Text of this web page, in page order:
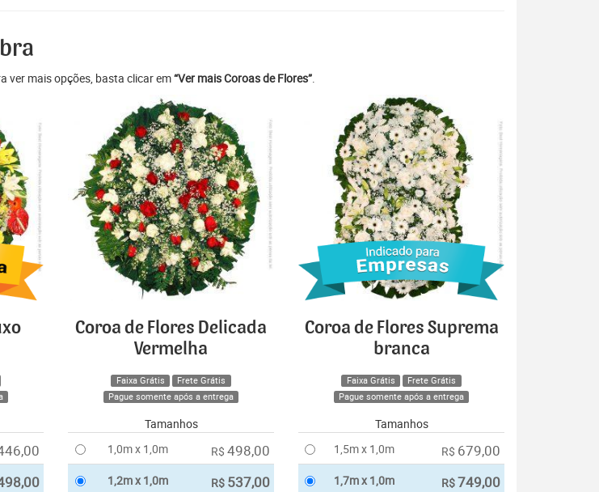
ver mais opções, basta clicar em“Ver mais Coroas de Flores”.
Coroa de Flores Delicada
Vermelha
Faixa Grátis
Frete Grátis
Pague somente após a entrega
Tamanhos
1,0m x 1,0m
R$ 498,00
1,2m x 1,0m R$ 537,00
Coroa de Flores Suprema
branca
Faixa Grátis
Frete Grátis
Pague somente após a entrega
Tamanhos
1,5m x 1,0m
R$ 679,00
1,7m x 1,0m R$749,00